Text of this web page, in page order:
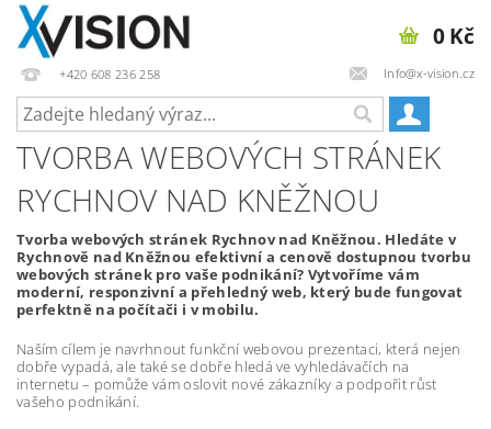
+420 608 236 258 Info@x-vision.cz
0 Kč
TVORBA WEBOVÝCH STRÁNEK
RYCHNOV NAD KNĚŽNOU
Tvorba webových stránek Rychnov nad Kněžnou. Hledáte v
Rychnově nad Kněžnou efektivní a cenově dostupnou tvorbu
webových stránek pro vaše podnikání? Vytvoříme vám
moderní, responzivní a přehledný web, který bude fungovat
perfektně na počítači i v mobilu.
Naším cílem je navrhnout funkční webovou prezentaci, která nejen
dobře vypadá, ale také se dobře hledá ve vyhledávačích na
internetu – pomůže vám oslovit nové zákazníky a podpořit růst
vašeho podnikání.